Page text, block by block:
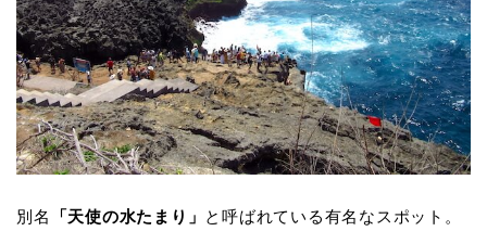
別名 「天使の水たまり」 と呼ばれている有名なスポット。